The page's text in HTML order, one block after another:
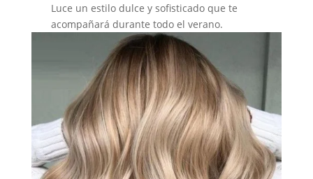
Luce un estilo dulce y sofisticado que te
acompañará durante todo el verano.